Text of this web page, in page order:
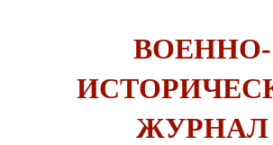
ВОЕННО-
ЖУРНАЛ